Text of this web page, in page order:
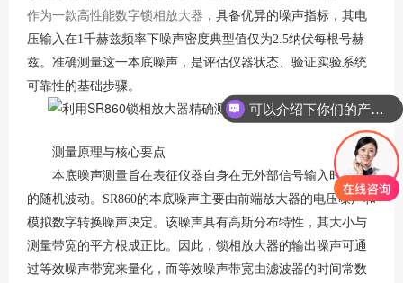
作为一款高性能数字锁相放大器 ，具备优异的噪声指标，其电
压输入在1千赫兹频率下噪声密度典型值仅为2.5纳伏每根号赫
兹。准确测量这一本底噪声，是评估仪器状态、验证实验系统
可靠性的基础步骤。
测量原理与核心要点
本底噪声测量旨在表征仪器自身在无外部信号输入时输出
的随机波动。 SR860的本底噪声主要由前端放大器的电压噪声和
模拟数字转换噪声决定。该噪声具有高斯分布特性，其大小与
测量带宽的平方根成正比。因此，锁相放大器的输出噪声可通
过等效噪声带宽来量化，而等效噪声带宽由滤波器的时间常数
可以介绍下你们的产品么？